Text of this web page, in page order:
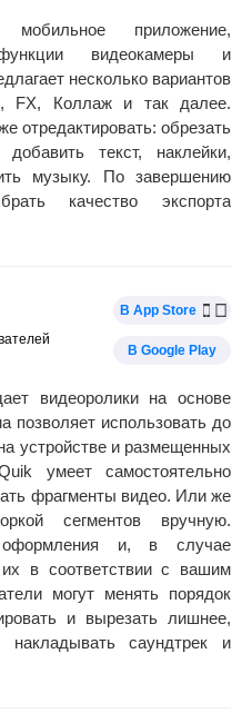
приложение,
видеокамеры и
несколько вариантов
FX, Коллаж и так далее.
отредактировать: обрезать
текст, наклейки,
музыку. По завершению
качество экспорта
В App Store
В Google Play
видеоролики на основе
использовать до
устройстве и размещенных
умеет самостоятельно
фрагменты видео. Или же
сегментов вручную.
и, в случае
их в соответствии с вашим
могут менять порядок
и вырезать лишнее,
накладывать саундтрек и